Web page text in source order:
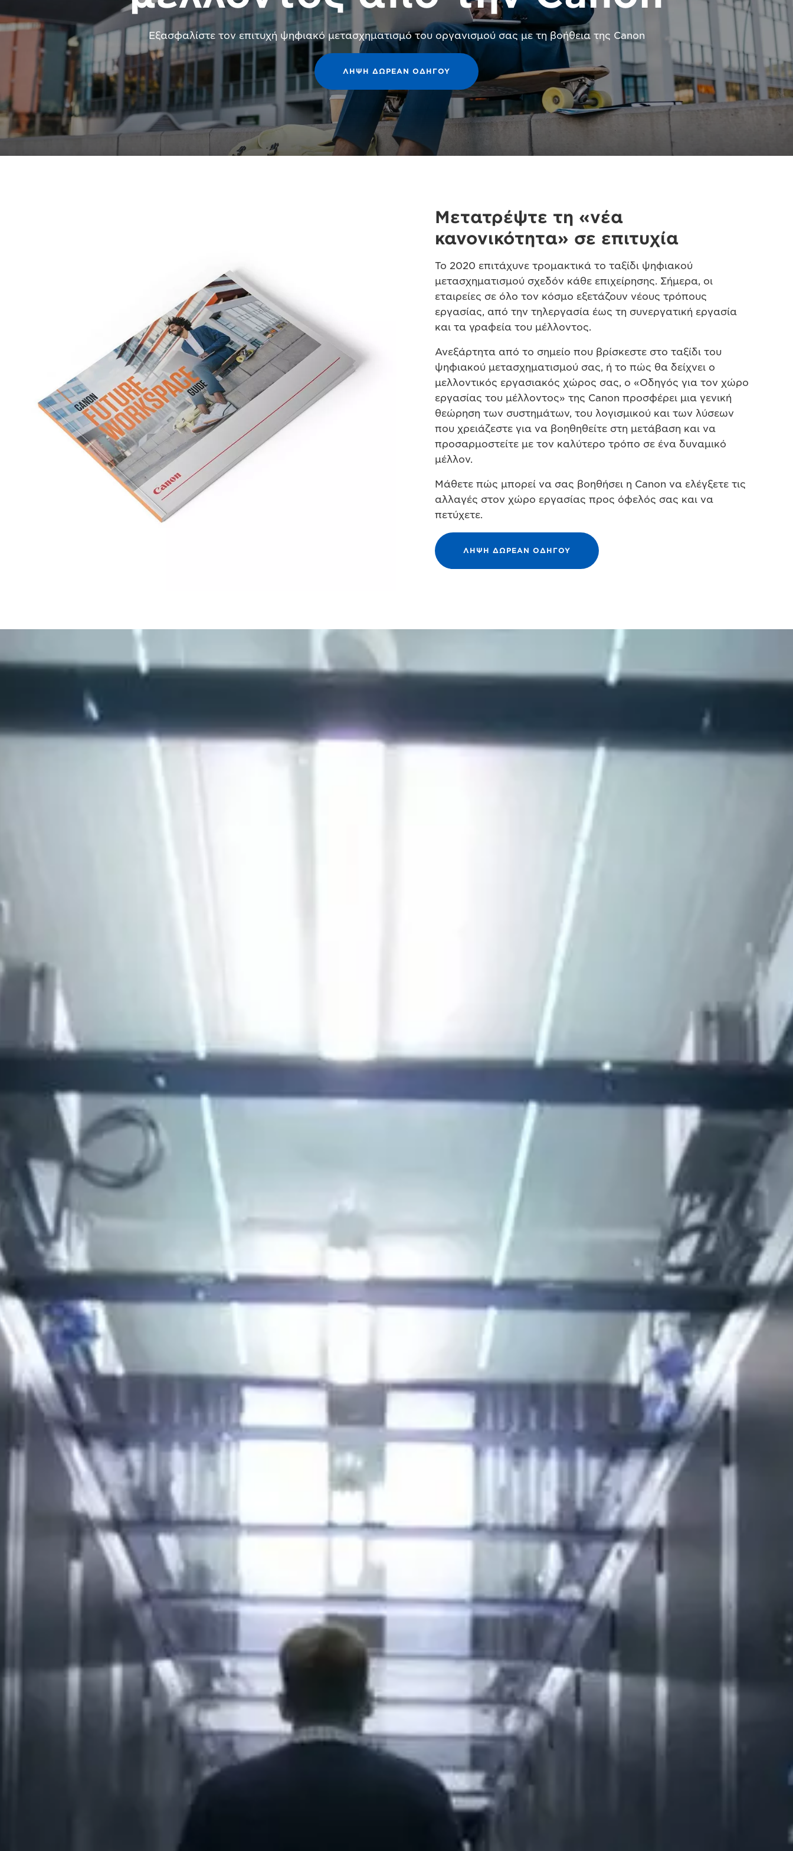
Εξασφαλίστε τον επιτυχή ψηφιακό μετασχηματισμό του οργανισμού σας με τη βοήθεια της Canon
ΛΗΨΗ ΔΩΡΕΑΝ ΟΔΗΓΟΥ
Μετατρέψτε τη «νέα
κανονικότητα» σε επιτυχία
Το 2020 επιτάχυνε τρομακτικά το ταξίδι ψηφιακού
μετασχηματισμού σχεδόν κάθε επιχείρησης. Σήμερα, οι
εταιρείες σε όλο τον κόσμο εξετάζουν νέους τρόπους
εργασίας, από την τηλεργασία έως τη συνεργατική εργασία
και τα γραφεία του μέλλοντος.
Ανεξάρτητα από το σημείο που βρίσκεστε στο ταξίδι του
ψηφιακού μετασχηματισμού σας, ή το πώς θα δείχνει ο
μελλοντικός εργασιακός χώρος σας, ο «Οδηγός για τον χώρο
εργασίας του μέλλοντος» της Canon προσφέρει μια γενική
θεώρηση των συστημάτων, του λογισμικού και των λύσεων
που χρειάζεστε για να βοηθηθείτε στη μετάβαση και να
προσαρμοστείτε με τον καλύτερο τρόπο σε ένα δυναμικό
μέλλον.
Μάθετε πώς μπορεί να σας βοηθήσει η Canon να ελέγξετε τις
αλλαγές στον χώρο εργασίας προς όφελός σας και να
πετύχετε.
ΛΗΨΗ ΔΩΡΕΑΝ ΟΔΗΓΟΥ